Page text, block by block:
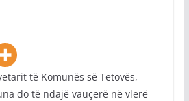
të Komunës së Tetovës,
do të ndajë vauçerë në vlerë